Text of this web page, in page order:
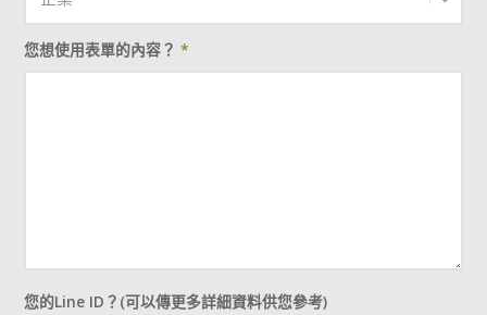
您想使用表單的內容？*
您的Line ID？(可以傳更多詳細資料供您參考)